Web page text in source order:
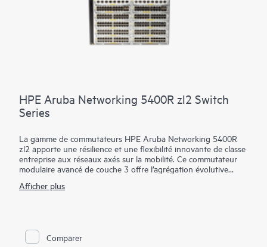
HPE Aruba Networking 5400R zl2 Switch
Series
La gamme de commutateurs HPE Aruba Networking 5400R
zl2 apporte une résilience et une flexibilité innovante de classe
entreprise aux réseaux axés sur la mobilité. Ce commutateur
modulaire avancé de couche 3 offre l’agrégation évolutive
appareils 802.11ac ultra-rapides, la segmentation dynamique,
ne nécessite aucune licence logicielle. La gamme 5400R zl2 est
simple à déployer et à gérer grâce à une sécurité avancée et à
Afficher plus
Comparer